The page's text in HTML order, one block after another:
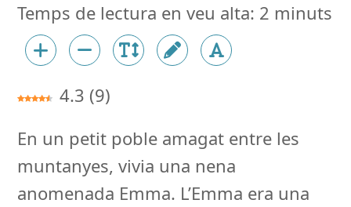
4.3 (9)
En un petit poble amagat entre les
muntanyes, vivia una nena
anomenada Emma. L’Emma era una